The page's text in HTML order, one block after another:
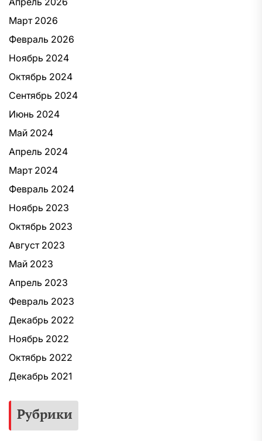
Март 2026
Февраль 2026
Ноябрь 2024
Октябрь 2024
Сентябрь 2024
Июнь 2024
Май 2024
Апрель 2024
Март 2024
Февраль 2024
Ноябрь 2023
Октябрь 2023
Август 2023
Май 2023
Апрель 2023
Февраль 2023
Декабрь 2022
Ноябрь 2022
Октябрь 2022
Декабрь 2021
Рубрики